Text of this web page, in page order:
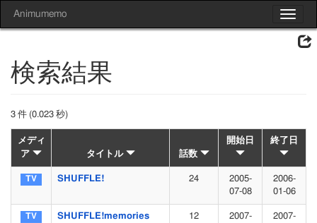
Toggle
Animumemo
検索結果
3 件 (0.023 秒)
メディ
ア
タイトル 話数
開始日 終了日
SHUFFLE! 24
2005-
07-08
2006-
01-06
SHUFFLE!memories 12
2007-
2007-